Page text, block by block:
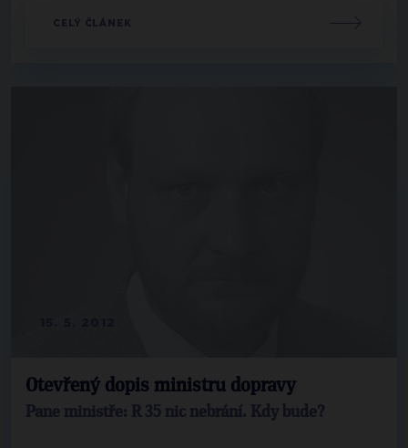
CELÝ ČLÁNEK
Otevřený dopis ministru dopravy
Pane ministře: R 35 nic nebrání. Kdy bude?